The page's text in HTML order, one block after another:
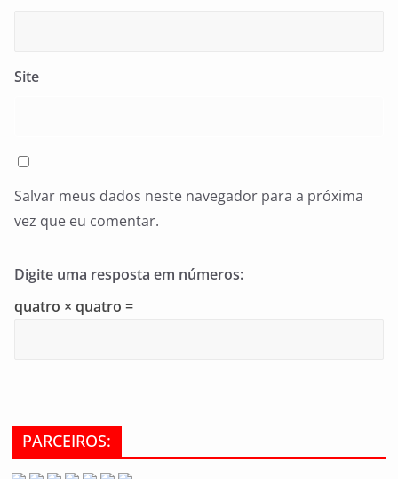
Site
Salvar meus dados neste navegador para a próxima
vez que eu comentar.
Digite uma resposta em números:
quatro × quatro =
PARCEIROS: